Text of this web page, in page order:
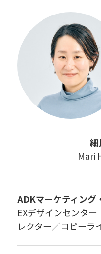
細
Mari
ADKマーケティング
EXデザインセンタ
レクター／コピーラ